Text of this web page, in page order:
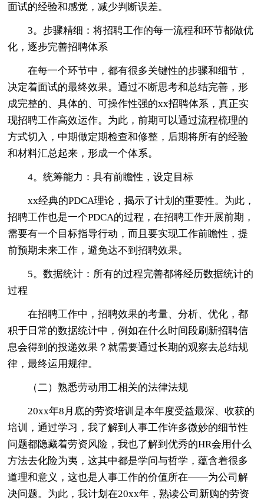
面试的经验和感觉，减少判断误差。
3。步骤精细：将招聘工作的每一流程和环节都做优
化，逐步完善招聘体系
在每一个环节中，都有很多关键性的步骤和细节，
决定着面试的最终效果。通过不断思考和总结完善，形
成完整的、具体的、可操作性强的xx招聘体系，真正实
现招聘工作高效运作。为此，前期可以通过流程梳理的
方式切入，中期做定期检查和修整，后期将所有的经验
和材料汇总起来，形成一个体系。
4。统筹能力：具有前瞻性，设定目标
xx经典的PDCA理论，揭示了计划的重要性。为此，
招聘工作也是一个PDCA的过程，在招聘工作开展前期，
需要有一个目标指导行动，而且要实现工作前瞻性，提
前预期未来工作，避免达不到招聘效果。
5。数据统计：所有的过程完善都将经历数据统计的
过程
在招聘工作中，招聘效果的考量、分析、优化，都
积于日常的数据统计中，例如在什么时间段刷新招聘信
息会得到的投递效果？就需要通过长期的观察去总结规
律，最终运用规律。
（二）熟悉劳动用工相关的法律法规
20xx年8月底的劳资培训是本年度受益最深、收获的
培训，通过学习，我了解到人事工作许多微妙的细节性
问题都隐藏着劳资风险，我也了解到优秀的HR会用什么
方法去化险为夷，这其中都是学问与哲学，蕴含着很多
道理和意义，这也是人事工作的价值所在——为公司解
决问题。为此，我计划在20xx年，熟读公司新购的劳资